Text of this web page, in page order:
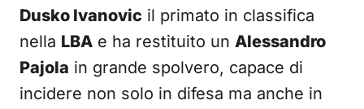
Dusko Ivanovic il primato in classifica
nella LBA e ha restituito un Alessandro
Pajola in grande spolvero, capace di
incidere non solo in difesa ma anche in